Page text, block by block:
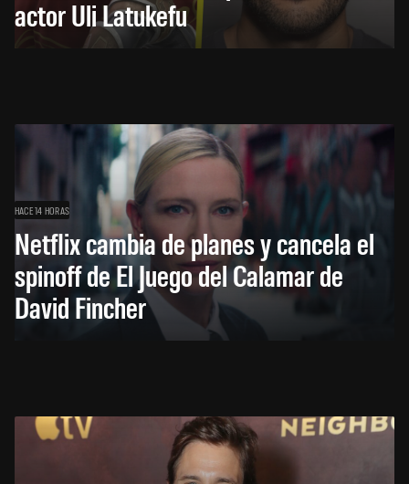
actor Uli Latukefu
HACE 14 HORAS
Netflix cambia de planes y cancela el
spinoff de El Juego del Calamar de
David Fincher